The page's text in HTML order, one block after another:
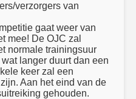
verzorgers van
gaat weer van
mee! De OJC zal
normale trainingsuur
langer duurt dan een
keer zal een
Aan het eind van de
gehouden.